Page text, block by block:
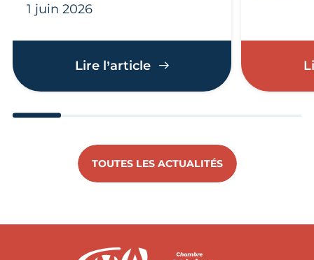
1 juin 2026
Lire l’articleLa CMA Haute-Vienne
TOUTES LES ACTUALITÉS